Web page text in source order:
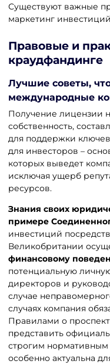
Существуют важные
маркетинг
Правовые и
краудфандинге
Лучшие советы,
международные
Получение лицензии
собственность,
для поддержки
для инвесторов –
которых выведет
исключая ущерб
ресурсов.
Знания своих
примере
инвестиций
Великобритании
финансовому
потенциальную
директоров и
случае
случаях компания
Правилами о
представить
строгим
особенно актуальна